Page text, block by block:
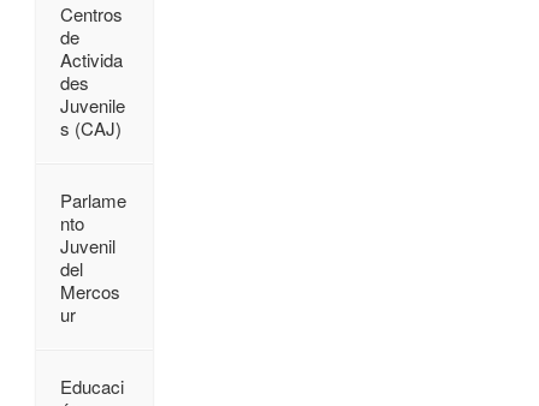
Centros
de
Activida
des
Juvenile
s (CAJ)
Parlame
nto
Juvenil
del
Mercos
ur
Educaci